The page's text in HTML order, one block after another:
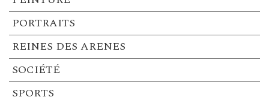
PORTRAITS
REINES DES ARENES
SOCIÉTÉ
SPORTS